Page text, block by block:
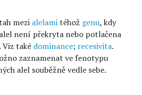
mezi alelamitéhož genu, kdy
není překryta nebo potlačena
Viz také dominance; recesivita.
zaznamenat ve fenotypu
alel souběžně vedle sebe.